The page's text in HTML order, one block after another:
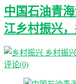
中国石油青
江乡村振兴
乡村振兴
评论(0)